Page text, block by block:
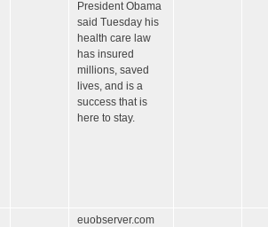
President Obama
said Tuesday his
health care law
has insured
millions, saved
lives, and is a
success that is
here to stay.
euobserver.com